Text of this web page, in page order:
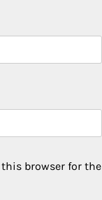
browser for the